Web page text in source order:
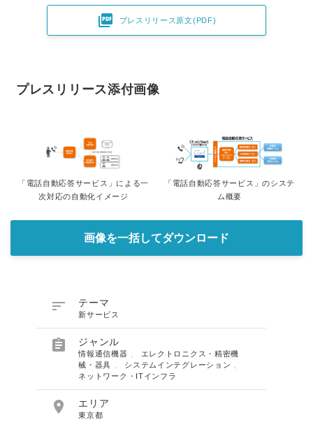
 プレスリリース原文(PDF)
プレスリリース添付画像
「電話自動応答サービス」による一
次対応の自動化イメージ
「電話自動応答サービス」のシステ
ム概要
画像を一括してダウンロード
 テーマ
新サービス
 ジャンル
情報通信機器
エレクトロニクス・精密機
械・器具
システムインテグレーション
ネットワーク・ITインフラ
 エリア
東京都